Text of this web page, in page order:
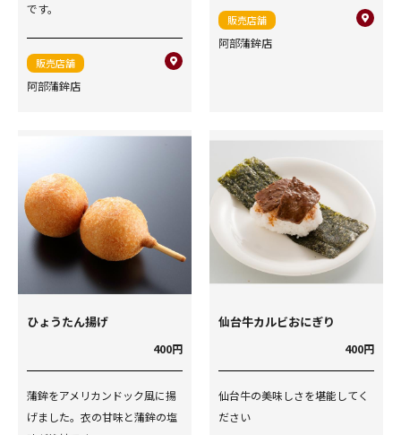
です。
販売店舗
阿部蒲鉾店
販売店舗
阿部蒲鉾店
ひょうたん揚げ
400円
蒲鉾をアメリカンドック風に揚
げました。衣の甘味と蒲鉾の塩
仙台牛カルビおにぎり
400円
仙台牛の美味しさを堪能してく
ださい